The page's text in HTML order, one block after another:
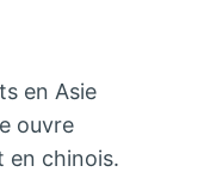
en Asie
ouvre
en chinois.